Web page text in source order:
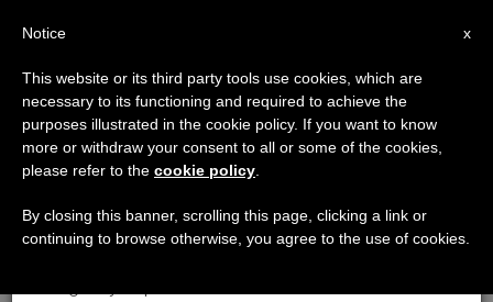
DÍA
Octubre 18th, 2005
ÚLTIMAS NOTICIAS
×
Aviso importante
Del 27 de julio al 7 de agosto haremos la pausa
anual, aprovechando que en el periodo de verano
se generan menos informaciones y también el
x
Notice
This website or its third party tools use cookies, which are
necessary to its functioning and required to achieve the
purposes illustrated in the cookie policy. If you want to know
more or withdraw your consent to all or some of the cookies,
please refer to the cookie policy
By closing this banner, scrolling this page, clicking a link or
continuing to browse otherwise, you agree to the use of cookies.